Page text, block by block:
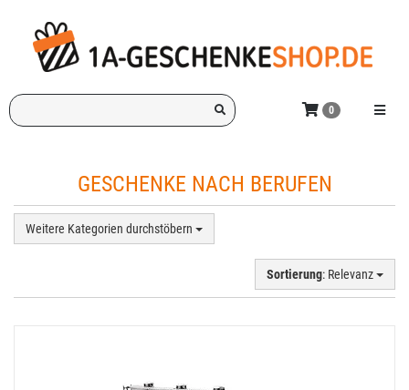
Hauptinhalt
springen
Ich
suche
Menü
0
GESCHENKE NACH BERUFEN
Weitere Kategorien durchstöbern
Sortierung: Relevanz